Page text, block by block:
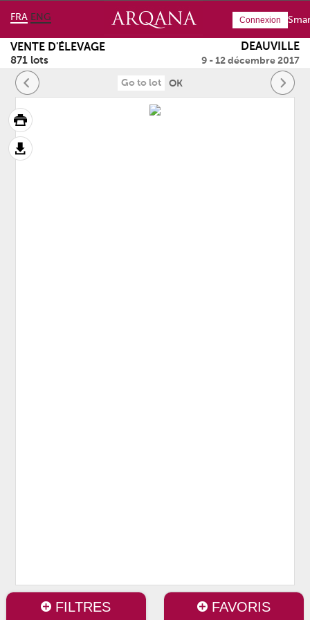
FRA ENG Connexion
871 lots
OK
VENTE D'ÉLEVAGE DEAUVILLE
9 - 12 décembre 2017
FILTRES FAVORIS